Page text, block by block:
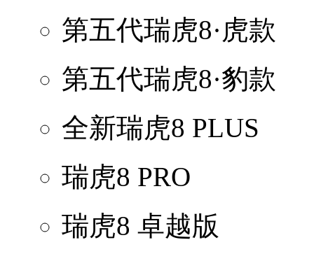
第五代瑞虎8·虎款
第五代瑞虎8·豹款
全新瑞虎8 PLUS
瑞虎8 PRO
瑞虎8 卓越版